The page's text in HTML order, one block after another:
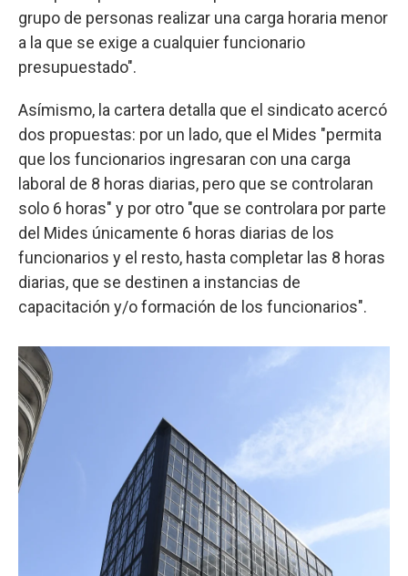
grupo de personas realizar una carga horaria menor
a la que se exige a cualquier funcionario
presupuestado".
Asímismo, la cartera detalla que el sindicato acercó
dos propuestas: por un lado, que el Mides "permita
que los funcionarios ingresaran con una carga
laboral de 8 horas diarias, pero que se controlaran
solo 6 horas" y por otro "que se controlara por parte
del Mides únicamente 6 horas diarias de los
funcionarios y el resto, hasta completar las 8 horas
diarias, que se destinen a instancias de
capacitación y/o formación de los funcionarios".